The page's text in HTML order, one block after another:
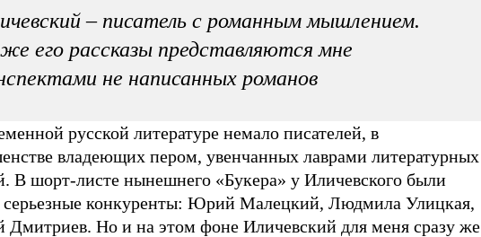
– писатель с романным мышлением.
его рассказы представляются мне
не написанных романов
русской литературе немало писателей, в
владеющих пером, увенчанных лаврами литературных
В шорт-листе нынешнего «Букера» у Иличевского были
серьезные конкуренты: Юрий Малецкий, Людмила Улицкая,
Дмитриев. Но и на этом фоне Иличевский для меня сразу же